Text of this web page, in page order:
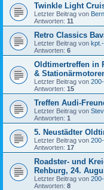
Twinkle Light
Letzter Beitrag von
Antworten: 11
Retro Classics
Letzter Beitrag von
Antworten: 6
Oldtimertreffen in
&
Letzter Beitrag von
Antworten: 15
Treffen Audi-
Letzter Beitrag von
Antworten: 1
5. Neustädter
Letzter Beitrag von
Antworten: 17
Roadster- und
Rehburg, 24.
Letzter Beitrag von
Antworten: 8